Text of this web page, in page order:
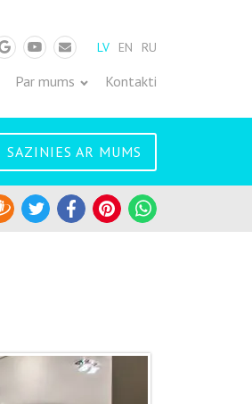
GoogleYoutubePastsLV EN RU
Par mums Kontakti
SAZINIES AR MUMS
DraugiemTwitterFacebookPinterestWhatsApp